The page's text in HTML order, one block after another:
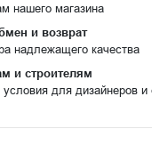
нашего магазина
и возврат
надлежащего качества
и строителям
для дизайнеров и